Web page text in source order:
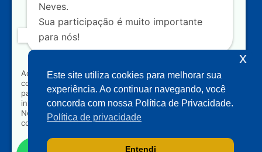
+55 (31) 3261-0121
+55 (31) 97150-0834
Nossas redes
Acompanhe o meu mandato
Neves.
Sua participação é muito importante
para nós!
Ao clicar para iniciar o contato pelo WhatsApp, você
concorda que seus dados serão utilizados exclusivamente
para atendimento relacionado às demandas, sugestões ou
informações referentes ao mandato do Deputado Aécio
Neves. Seus dados serão tratados com sigilo e não serão
compartilhados com terceiros.
Este site utiliza cookies para melhorar sua
experiência. Ao continuar navegando, você
concorda com nossa Política de Privacidade.
Política de privacidade
Entendi
x